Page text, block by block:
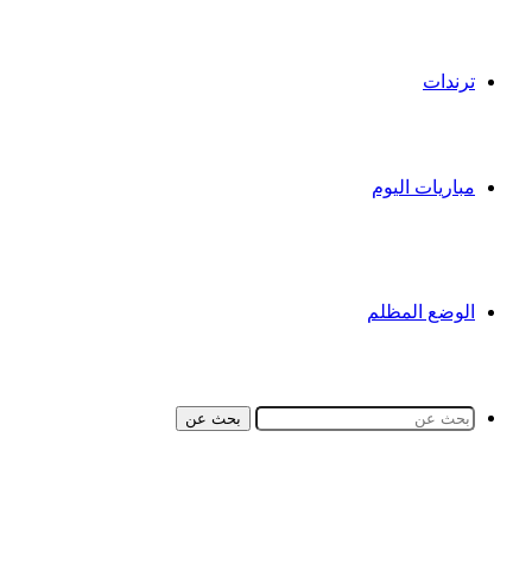
ترندات
مباريات اليوم
الوضع المظلم
بحث عن